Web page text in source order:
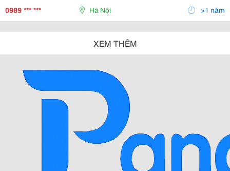
Người Trong Độ Tuổi Lao Động,
0989 *** *** Hà Nội >1 năm
XEM THÊM